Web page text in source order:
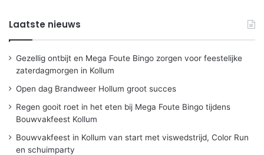
Laatste nieuws
Gezellig ontbijt en Mega Foute Bingo zorgen voor feestelijke
zaterdagmorgen in Kollum
Open dag Brandweer Hollum groot succes
Regen gooit roet in het eten bij Mega Foute Bingo tijdens
Bouwvakfeest Kollum
Bouwvakfeest in Kollum van start met viswedstrijd, Color Run
en schuimparty